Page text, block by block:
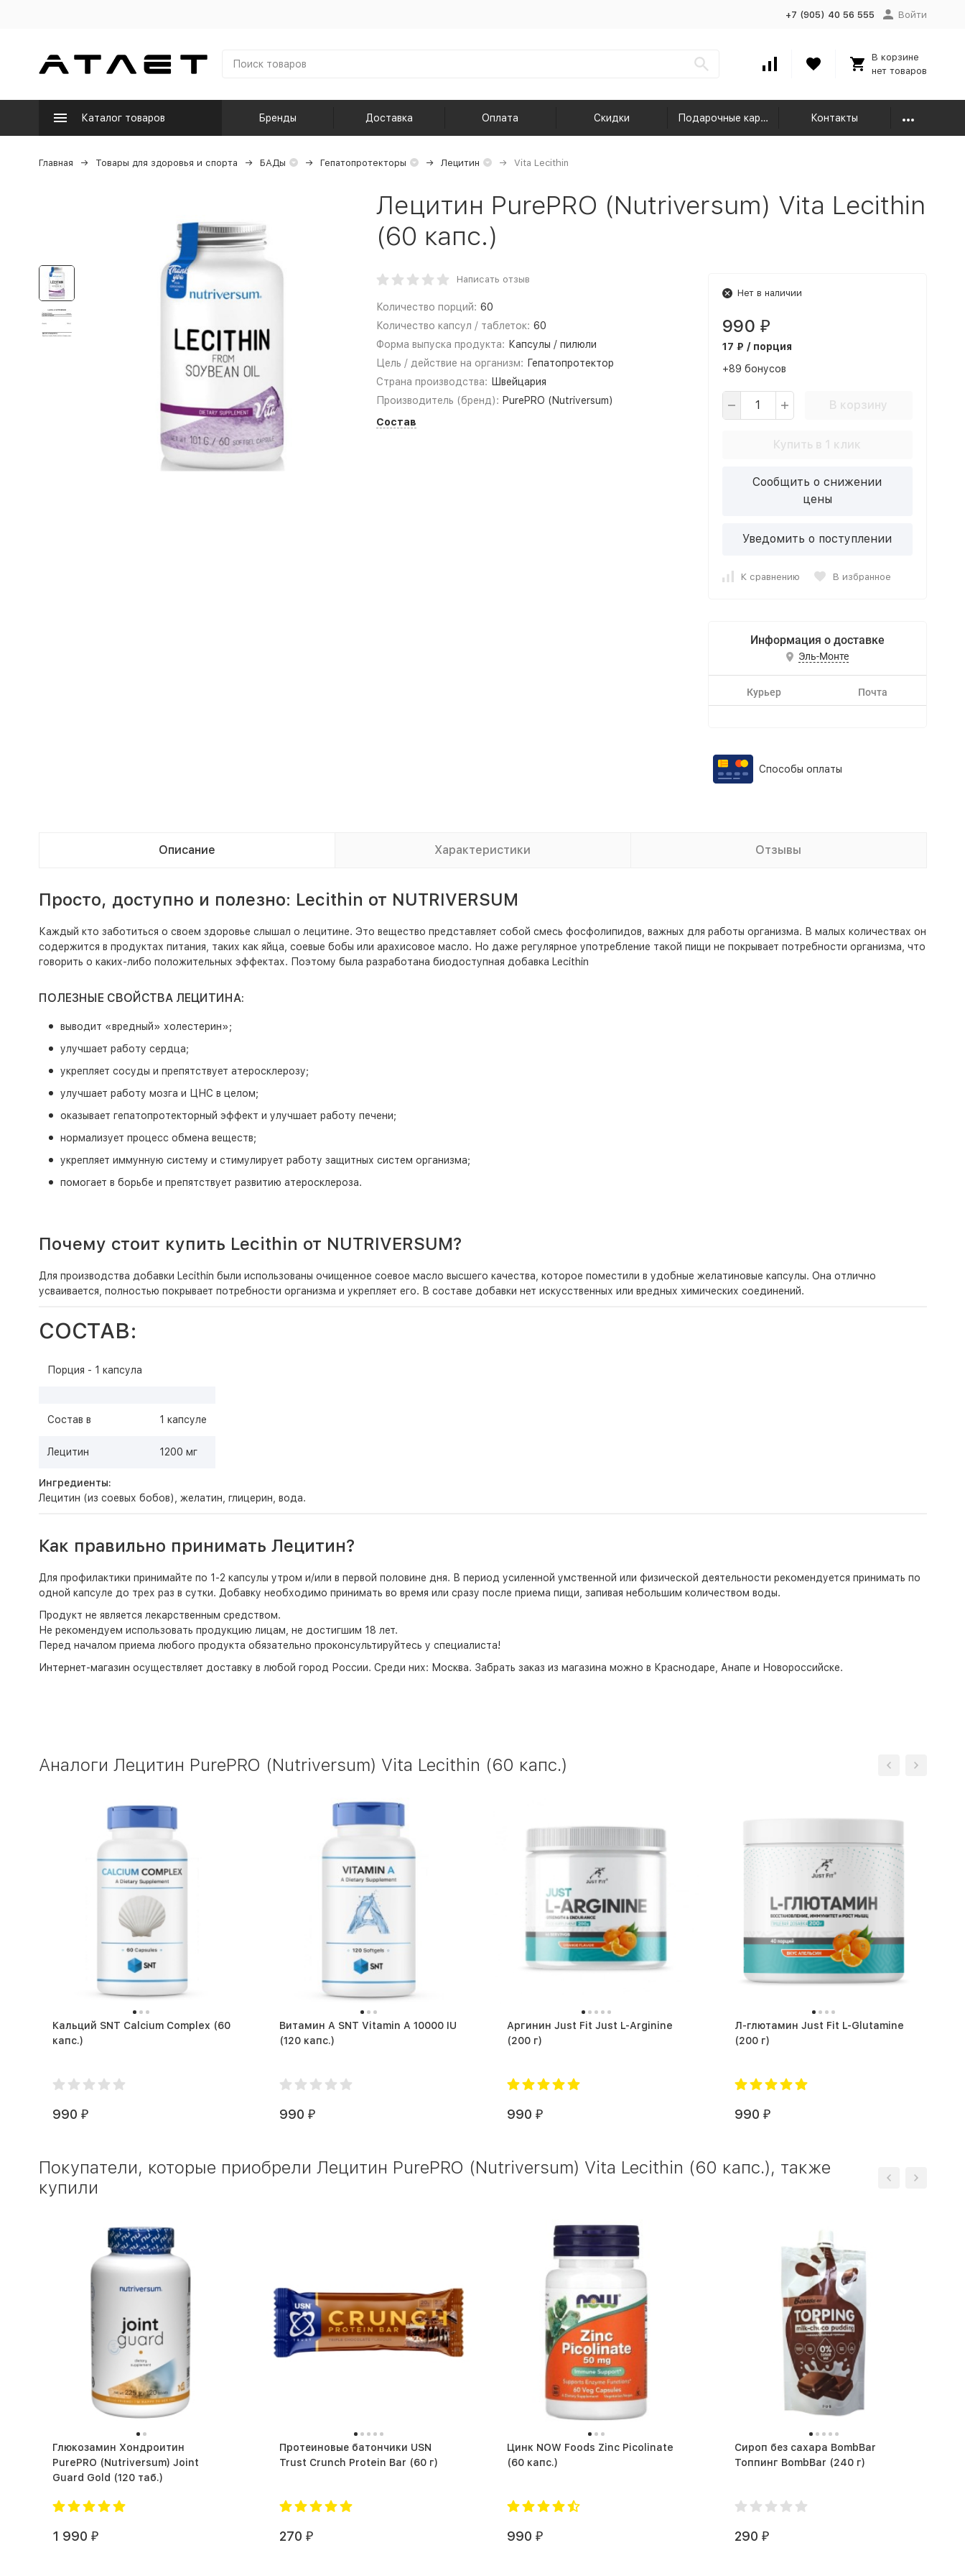
+7 (905) 40 56 555 Войти
В корзине
нет товаров
Каталог товаров Бренды Доставка Оплата Скидки Подарочные карты Контакты
Главная Товары для здоровья и спорта БАДы Гепатопротекторы Лецитин Vita Lecithin
Лецитин PurePRO (Nutriversum) Vita Lecithin
(60 капс.)
Написать отзыв
Количество порций: 60
Количество капсул / таблеток: 60
Форма выпуска продукта: Капсулы / пилюли
Цель / действие на организм: Гепатопротектор
Страна производства: Швейцария
Производитель (бренд): PurePRO (Nutriversum)
Состав
Нет в наличии
990 ₽
17 ₽ / порция
+89 бонусов
В корзину
Купить в 1 клик
Сообщить о снижении
цены
Уведомить о поступлении
К сравнению В избранное
Информация о доставке
Эль-Монте
Курьер Почта
Способы оплаты
Описание Характеристики Отзывы
Просто, доступно и полезно: Lecithin от NUTRIVERSUM
Каждый кто заботиться о своем здоровье слышал о лецитине. Это вещество представляет собой смесь фосфолипидов, важных для работы организма. В малых количествах он
содержится в продуктах питания, таких как яйца, соевые бобы или арахисовое масло. Но даже регулярное употребление такой пищи не покрывает потребности организма, что
говорить о каких-либо положительных эффектах. Поэтому была разработана биодоступная добавка Lecithin
ПОЛЕЗНЫЕ СВОЙСТВА ЛЕЦИТИНА:
выводит «вредный» холестерин»;
улучшает работу сердца;
укрепляет сосуды и препятствует атеросклерозу;
улучшает работу мозга и ЦНС в целом;
оказывает гепатопротекторный эффект и улучшает работу печени;
нормализует процесс обмена веществ;
укрепляет иммунную систему и стимулирует работу защитных систем организма;
помогает в борьбе и препятствует развитию атеросклероза.
Почему стоит купить Lecithin от NUTRIVERSUM?
Для производства добавки Lecithin были использованы очищенное соевое масло высшего качества, которое поместили в удобные желатиновые капсулы. Она отлично
усваивается, полностью покрывает потребности организма и укрепляет его. В составе добавки нет искусственных или вредных химических соединений.
СОСТАВ:
Порция - 1 капсула
Состав в 1 капсуле
Лецитин 1200 мг
Ингредиенты:
Лецитин (из соевых бобов), желатин, глицерин, вода.
Как правильно принимать Лецитин?
Для профилактики принимайте по 1-2 капсулы утром и/или в первой половине дня. В период усиленной умственной или физической деятельности рекомендуется принимать по
одной капсуле до трех раз в сутки. Добавку необходимо принимать во время или сразу после приема пищи, запивая небольшим количеством воды.
Продукт не является лекарственным средством.
Не рекомендуем использовать продукцию лицам, не достигшим 18 лет.
Перед началом приема любого продукта обязательно проконсультируйтесь у специалиста!
Интернет-магазин осуществляет доставку в любой город России. Среди них: Москва. Забрать заказ из магазина можно в Краснодаре, Анапе и Новороссийске.
Аналоги Лецитин PurePRO (Nutriversum) Vita Lecithin (60 капс.)
Кальций SNT Calcium Complex (60
капс.)
990 ₽
Витамин A SNT Vitamin A 10000 IU
(120 капс.)
990 ₽
Аргинин Just Fit Just L-Arginine
(200 г)
990 ₽
Л-глютамин Just Fit L-Glutamine
(200 г)
990 ₽
Покупатели, которые приобрели Лецитин PurePRO (Nutriversum) Vita Lecithin (60 капс.), также
купили
Глюкозамин Хондроитин
PurePRO (Nutriversum) Joint
Guard Gold (120 таб.)
1 990 ₽
Протеиновые батончики USN
Trust Crunch Protein Bar (60 г)
270 ₽
Цинк NOW Foods Zinc Picolinate
(60 капс.)
990 ₽
Сироп без сахара BombBar
Топпинг BombBar (240 г)
290 ₽